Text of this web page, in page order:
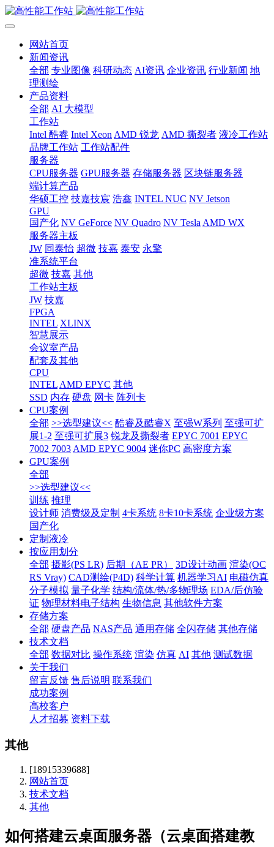
网站首页
新闻资讯
全部 专业图像 科研动态 AI资讯 企业资讯 行业新闻 地
理测绘
产品资料
全部 AI 大模型
工作站
Intel 酷睿 Intel Xeon AMD 锐龙 AMD 撕裂者 液冷工作站
品牌工作站 工作站配件
服务器
CPU服务器 GPU服务器 存储服务器 区块链服务器
端计算产品
华硕工控 技嘉技宸 浩鑫 INTEL NUC NV Jetson
GPU
国产化 NV GeForce NV Quadro NV Tesla AMD WX
服务器主板
JW 同泰怡 超微 技嘉 泰安 永擎
准系统平台
超微 技嘉 其他
工作站主板
JW 技嘉
FPGA
INTEL XLINX
智慧展示
会议室产品
配套及其他
CPU
INTEL AMD EPYC 其他
SSD 内存 硬盘 网卡 阵列卡
CPU案例
全部 >>选型建议<< 酷睿及酷睿X 至强W系列 至强可扩
展1-2 至强可扩展3 锐龙及撕裂者 EPYC 7001 EPYC
7002 7003 AMD EPYC 9004 迷你PC 高密度方案
GPU案例
全部
>>选型建议<<
训练 推理
设计师 消费级及定制 4卡系统 8卡10卡系统 企业级方案
国产化
定制液冷
按应用划分
全部 摄影(PS LR) 后期（AE PR） 3D设计动画 渲染(OC
RS Vray) CAD测绘(P4D) 科学计算 机器学习AI 电磁仿真
分子模拟 量子化学 结构/流体/热/多物理场 EDA/后仿验
证 物理材料电子结构 生物信息 其他软件方案
存储方案
全部 硬盘产品 NAS产品 通用存储 全闪存储 其他存储
技术文档
全部 数据对比 操作系统 渲染 仿真 AI 其他 测试数据
关于我们
留言反馈 售后说明 联系我们
成功案例
高校客户
人才招募 资料下载
其他
[18915339688]
网站首页
技术文档
其他
如何搭建云桌面服务器（云桌面搭建教